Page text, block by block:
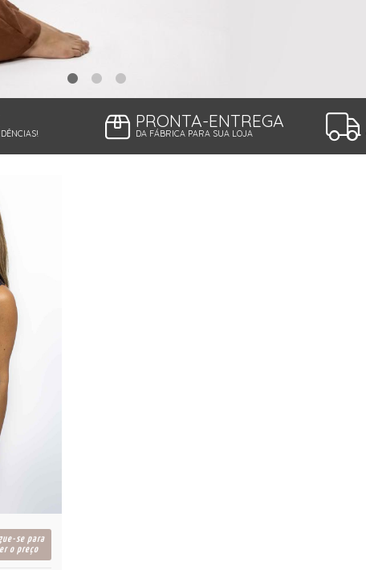
PRONTA-ENTREGA
DA FÁBRICA PARA SUA LOJA
se para
o preço